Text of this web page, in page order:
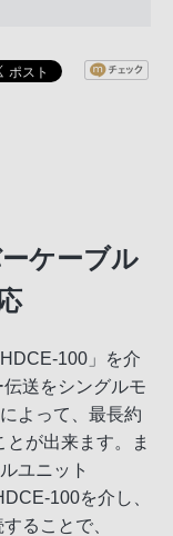
ケーブル
100」を介
送をシングルモ
よって、最長約
が出来ます。ま
ユニット
100を介し、
ることで、